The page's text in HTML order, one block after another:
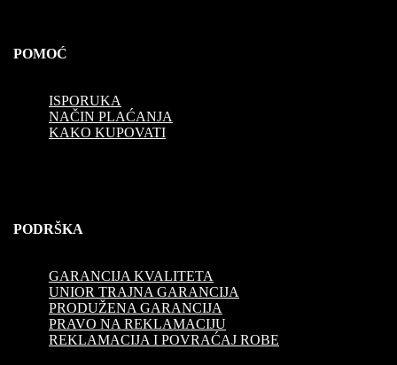
POMOĆ
ISPORUKA
NAČIN PLAĆANJA
KAKO KUPOVATI
PODRŠKA
GARANCIJA KVALITETA
UNIOR TRAJNA GARANCIJA
PRODUŽENA GARANCIJA
PRAVO NA REKLAMACIJU
REKLAMACIJA I POVRAĆAJ ROBE